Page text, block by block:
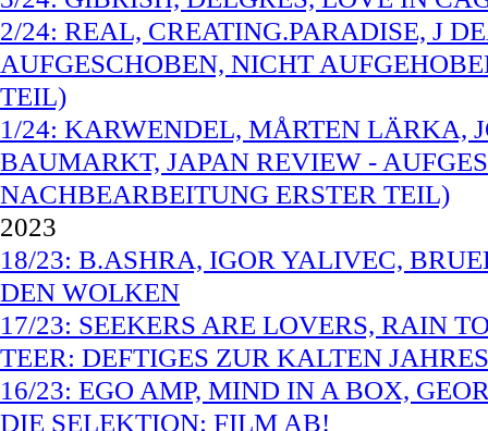
2/24: REAL, CREATING.PARADISE, J
AUFGESCHOBEN, NICHT
TEIL)
1/24: KARWENDEL, MÅRTEN LÄRKA,
BAUMARKT, JAPAN REVIEW -
NACHBEARBEITUNG ERSTER TEIL)
2023
18/23: B.ASHRA, IGOR YALIVEC,
DEN WOLKEN
17/23: SEEKERS ARE LOVERS, RAIN
TEER: DEFTIGES ZUR KALTEN
16/23: EGO AMP, MIND IN A BOX,
DIE SELEKTION: FILM AB!